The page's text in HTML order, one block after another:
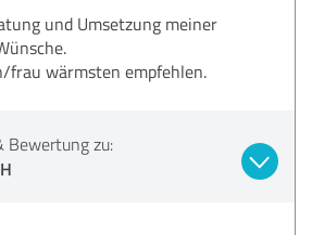
und Umsetzung meiner
frau wärmsten empfehlen.
Bewertung zu: